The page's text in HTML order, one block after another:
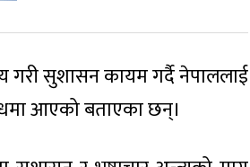
गरी सुशासन कायम गर्दै नेपाललाई
आएको बताएका छन्।